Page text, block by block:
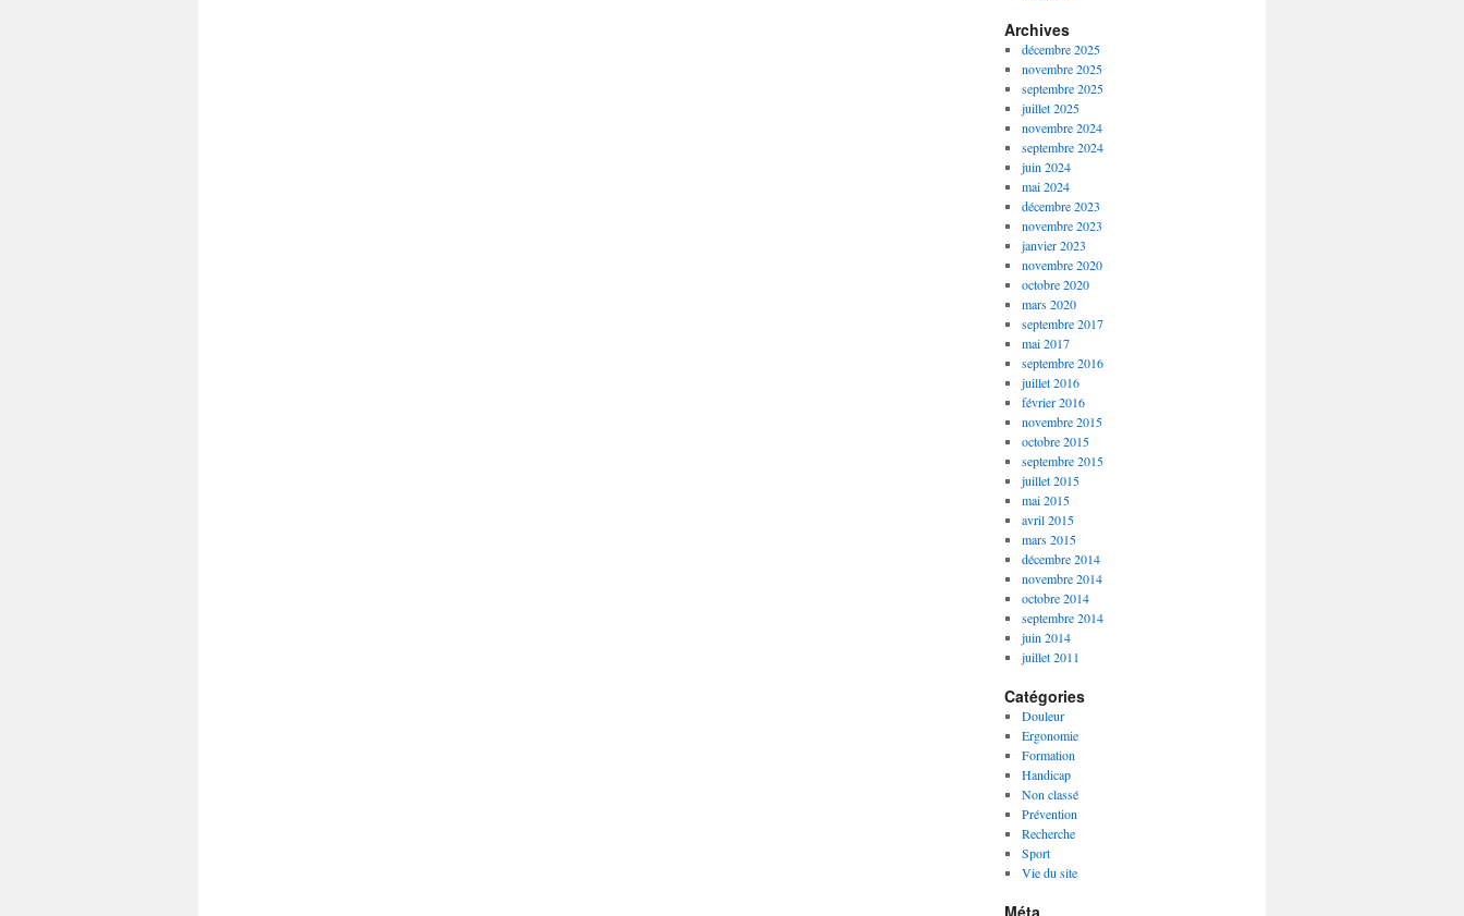
Archives
décembre 2025
novembre 2025
septembre 2025
juillet 2025
novembre 2024
septembre 2024
juin 2024
mai 2024
décembre 2023
novembre 2023
janvier 2023
novembre 2020
octobre 2020
mars 2020
septembre 2017
mai 2017
septembre 2016
juillet 2016
février 2016
novembre 2015
octobre 2015
septembre 2015
juillet 2015
mai 2015
avril 2015
mars 2015
décembre 2014
novembre 2014
octobre 2014
septembre 2014
juin 2014
juillet 2011
Catégories
Douleur
Ergonomie
Formation
Handicap
Non classé
Prévention
Recherche
Sport
Vie du site
Méta